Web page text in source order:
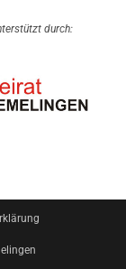
durch: